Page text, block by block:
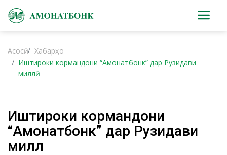
Асосӣ
Хабарҳо
Иштироки кормандони “Амонатбонк” дар Рузидави
миллӣ
Иштироки кормандони
“Амонатбонк” дар Рузидави
миллӣ